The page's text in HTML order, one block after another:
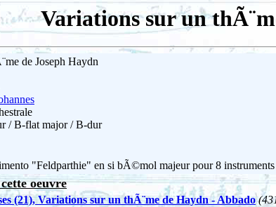
Variations sur un
de Joseph Haydn
/ B-flat major / B-dur
"Feldparthie" en si bÃ©mol majeur pour 8
oeuvre
(21), Variations sur un thÃ¨me de Haydn - Abbado